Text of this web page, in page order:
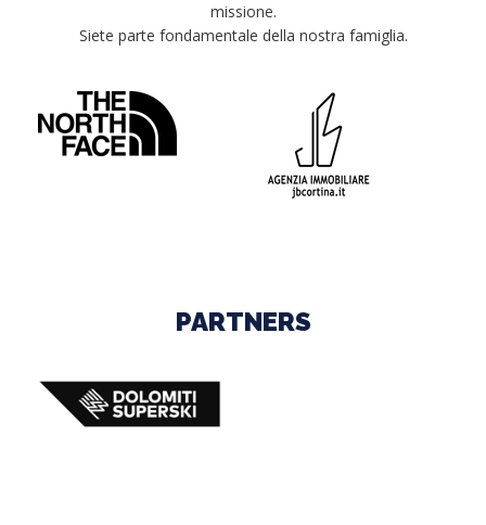
missione.
Siete parte fondamentale della nostra famiglia.
PARTNERS